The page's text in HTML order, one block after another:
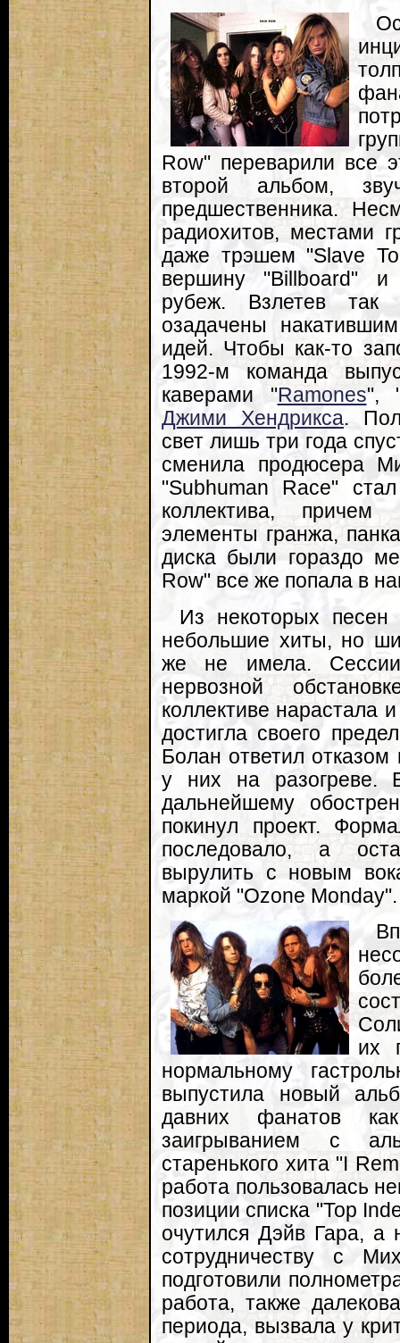
Row" переварили все
второй альбом,
предшественника.
радиохитов, местами
даже трэшем "Slave
вершину "Billboard" и
рубеж. Взлетев так
озадачены
идей. Чтобы как-то
1992-м команда
каверами "Ramones",
Джими Хендрикса.
свет лишь три года
сменила продюсера
"Subhuman Race"
коллектива, причем
элементы гранжа,
диска были гораздо
Row" все же попала в
Из некоторых песен
небольшие хиты, но
же не имела.
нервозной
коллективе нарастала
достигла своего
Болан ответил
у них на разогреве.
дальнейшему
покинул проект.
последовало, а
вырулить с новым
маркой "Ozone Monday".
их
нормальному
выпустила новый
давних фанатов
заигрыванием с
старенького хита "I
работа пользовалась
позиции списка "Top
очутился Дэйв Гара, а
сотрудничеству с
подготовили
работа, также
периода, вызвала у